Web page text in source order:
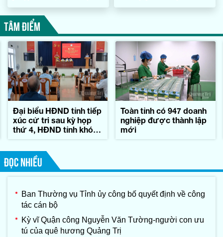
TÂM ĐIỂM
Đại biểu HĐND tỉnh tiếp
xúc cử tri sau kỳ họp
thứ 4, HĐND tỉnh khóa
Toàn tỉnh có 947 doanh
nghiệp được thành lập
mới
ĐỌC NHIỀU
Ban Thường vụ Tỉnh ủy công bố quyết định về công
tác cán bộ
Kỳ vĩ Quận công Nguyễn Văn Tường-người con ưu
tú của quê hương Quảng Trị